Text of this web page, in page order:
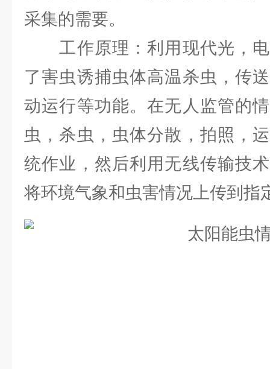
采集的需要。
工作原理：利用现代光，电
了害虫诱捕虫体高温杀虫，传
动运行等功能。在无人监管的
虫，杀虫，虫体分散，拍照，
统作业，然后利用无线传输技
将环境气象和虫害情况上传到指